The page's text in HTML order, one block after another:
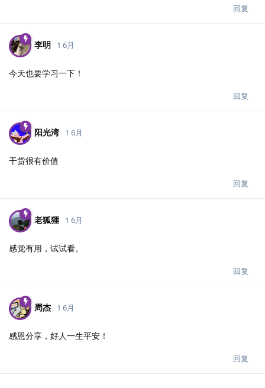
回复
李明 1 6月
今天也要学习一下！
回复
阳光湾 1 6月
干货很有价值
回复
老狐狸 1 6月
感觉有用，试试看。
回复
周杰 1 6月
感恩分享，好人一生平安！
回复